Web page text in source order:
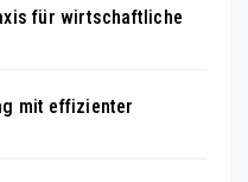
für wirtschaftliche
mit effizienter